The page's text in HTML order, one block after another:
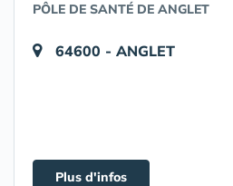
PÔLE DE SANTÉ DE ANGLET
64600 - ANGLET
Plus d'infos